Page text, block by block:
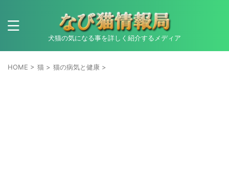
犬猫の気になる事を詳しく紹介するメディア
HOME > 猫 > 猫の病気と健康 >